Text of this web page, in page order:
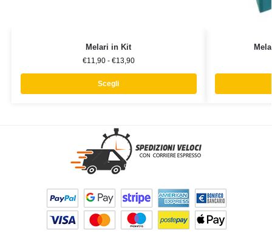
Melari in Kit
€11,90 - €13,90
Scegli